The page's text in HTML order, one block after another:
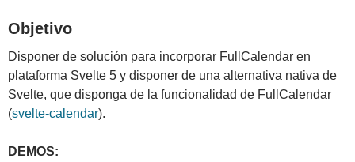
Objetivo
Disponer de solución para incorporar FullCalendar en
plataforma Svelte 5 y disponer de una alternativa nativa de
Svelte, que disponga de la funcionalidad de FullCalendar
(svelte-calendar).
DEMOS: